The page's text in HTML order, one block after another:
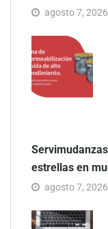
agosto 7, 2026
estrellas en
agosto 7, 2026